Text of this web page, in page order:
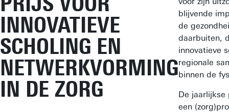
INNOVATIEVE
SCHOLING EN
NETWERKVORMING
IN DE ZORG
blijvende
de
daarbuiten,
innovatieve
regionale
binnen de
De
een